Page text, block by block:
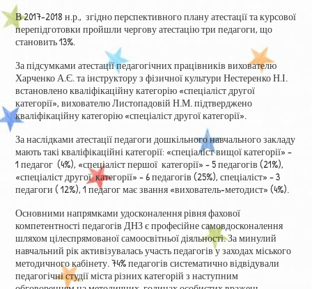
В 2017-2018 н.р., згідно перспективного плану атестації та курсової
перепідготовки пройшли чергову атестацію три педагоги, що
становить 13%.
За підсумками атестації педагогічних працівників вихователю
Харченко А.Є. та інструктору з фізичної культури Нестеренко Н.І.
встановлено кваліфікаційну категорію «спеціаліст другої
категорії», вихователю Листопадовій Н.М. підтверджено
кваліфікаційну категорію «спеціаліст другої категорії».
За наслідками атестації педагоги дошкільного навчального закладу
мають такі кваліфікаційні категорії: «спеціаліст вищої категорії» –
1 педагог (4%), «спеціаліст першої категорії» – 5 педагогів (21%),
«спеціаліст другої категорії» – 6 педагогів (25%), спеціаліст» – 3
педагоги ( 12%), 1 педагог має звання «вихователь-методист» (4%).
Основними напрямками удосконалення рівня фахової
компетентності педагогів ДНЗ є професійне самовдосконалення
шляхом цілеспрямованої самоосвітньої діяльності. За минулий
навчальний рік активізувалась участь педагогів у заходах міського
методичного кабінету. 74% педагогів систематично відвідували
педагогічні студії міста різних категорій з наступним